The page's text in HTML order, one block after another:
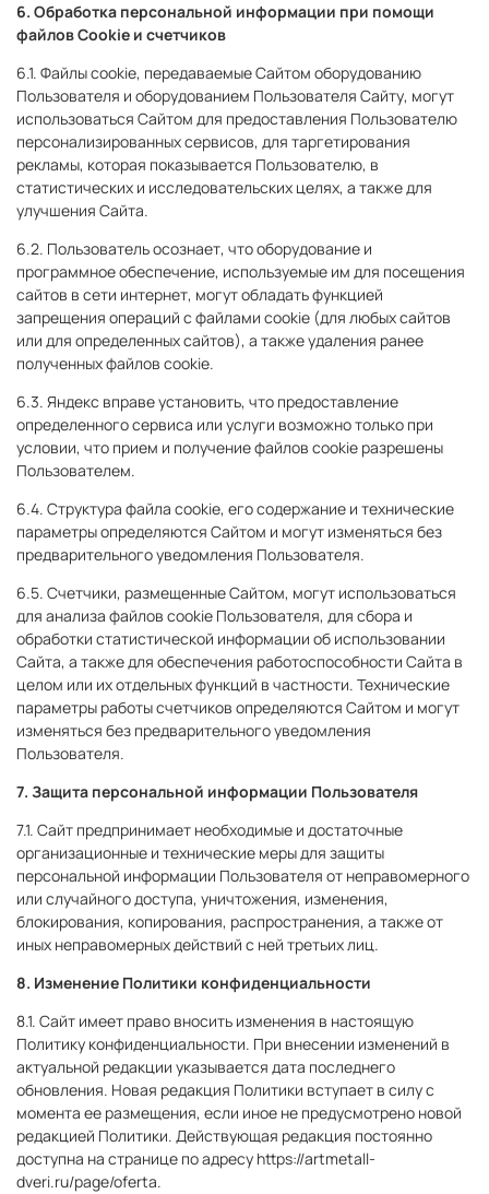
6. Обработка персональной информации при помощи
файлов Cookie и счетчиков
6.1. Файлы cookie, передаваемые Сайтом оборудованию
Пользователя и оборудованием Пользователя Сайту, могут
использоваться Сайтом для предоставления Пользователю
персонализированных сервисов, для таргетирования
рекламы, которая показывается Пользователю, в
статистических и исследовательских целях, а также для
улучшения Сайта.
6.2. Пользователь осознает, что оборудование и
программное обеспечение, используемые им для посещения
сайтов в сети интернет, могут обладать функцией
запрещения операций с файлами cookie (для любых сайтов
или для определенных сайтов), а также удаления ранее
полученных файлов cookie.
6.3. Яндекс вправе установить, что предоставление
определенного сервиса или услуги возможно только при
условии, что прием и получение файлов cookie разрешены
Пользователем.
6.4. Структура файла cookie, его содержание и технические
параметры определяются Сайтом и могут изменяться без
предварительного уведомления Пользователя.
6.5. Счетчики, размещенные Сайтом, могут использоваться
для анализа файлов cookie Пользователя, для сбора и
обработки статистической информации об использовании
Сайта, а также для обеспечения работоспособности Сайта в
целом или их отдельных функций в частности. Технические
параметры работы счетчиков определяются Сайтом и могут
изменяться без предварительного уведомления
Пользователя.
7. Защита персональной информации Пользователя
7.1. Сайт предпринимает необходимые и достаточные
организационные и технические меры для защиты
персональной информации Пользователя от неправомерного
или случайного доступа, уничтожения, изменения,
блокирования, копирования, распространения, а также от
иных неправомерных действий с ней третьих лиц.
8. Изменение Политики конфиденциальности
8.1. Сайт имеет право вносить изменения в настоящую
Политику конфиденциальности. При внесении изменений в
актуальной редакции указывается дата последнего
обновления. Новая редакция Политики вступает в силу с
момента ее размещения, если иное не предусмотрено новой
редакцией Политики. Действующая редакция постоянно
доступна на странице по адресу https://artmetall-
dveri.ru/page/oferta.